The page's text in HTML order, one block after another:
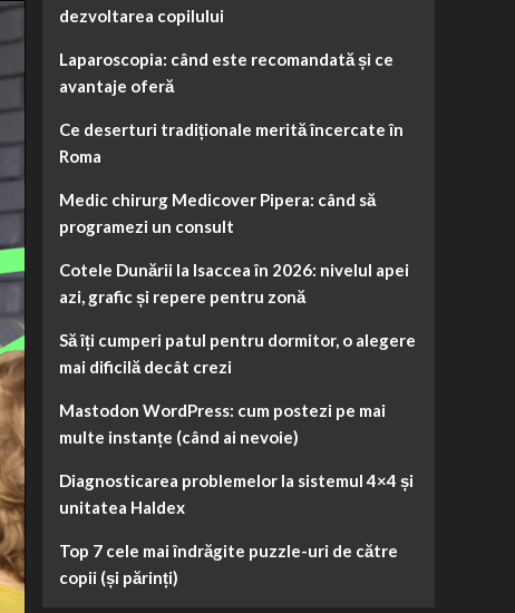
dezvoltarea copilului
Laparoscopia: când este recomandată și ce
avantaje oferă
Ce deserturi tradiționale merită încercate în
Roma
Medic chirurg Medicover Pipera: când să
programezi un consult
Cotele Dunării la Isaccea în 2026: nivelul apei
azi, grafic și repere pentru zonă
Să îți cumperi patul pentru dormitor, o alegere
mai dificilă decât crezi
Mastodon WordPress: cum postezi pe mai
multe instanțe (când ai nevoie)
Diagnosticarea problemelor la sistemul 4×4 și
unitatea Haldex
Top 7 cele mai îndrăgite puzzle-uri de către
copii (și părinți)